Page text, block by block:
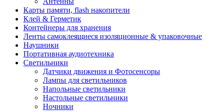
Карты памяти, flash накопители
Клей & Герметик
Контейнеры для хранения
Ленты самоклеящиеся изоляционные & упаковочные
Наушники
Портативная аудиотехника
Светильники
Датчики движения и Фотосенсоры
Лампы для светильников
Напольные светильники
Настольные светильники
Ночники